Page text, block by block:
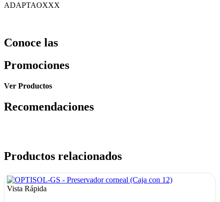
ADAPTAOXXX
Conoce las
Promociones
Ver Productos
Recomendaciones
Productos relacionados
Vista Rápida